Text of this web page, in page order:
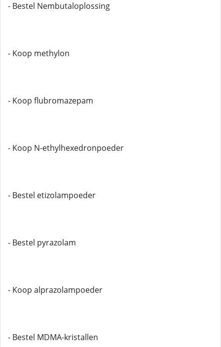
- Bestel Nembutaloplossing
- Koop methylon
- Koop flubromazepam
- Koop N-ethylhexedronpoeder
- Bestel etizolampoeder
- Bestel pyrazolam
- Koop alprazolampoeder
- Bestel MDMA-kristallen